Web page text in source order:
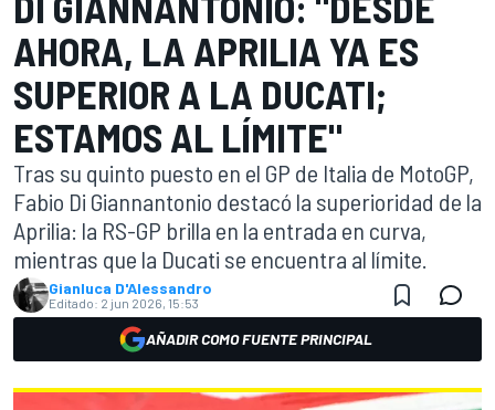
AHORA, LA APRILIA YA ES
SUPERIOR A LA DUCATI;
ESTAMOS AL LÍMITE"
Tras su quinto puesto en el GP de Italia de MotoGP,
Fabio Di Giannantonio destacó la superioridad de la
Aprilia: la RS-GP brilla en la entrada en curva,
mientras que la Ducati se encuentra al límite.
Gianluca D'Alessandro
Editado: 2 jun 2026, 15:53
AÑADIR COMO FUENTE PRINCIPAL